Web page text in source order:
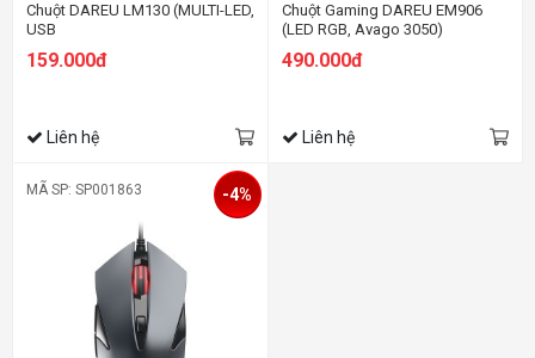
Chuột DAREU LM130 (MULTI-LED,
USB
159.000đ
Liên hệ
Chuột Gaming DAREU EM906
(LED RGB, Avago 3050)
490.000đ
Liên hệ
MÃ SP: SP001863 -4%